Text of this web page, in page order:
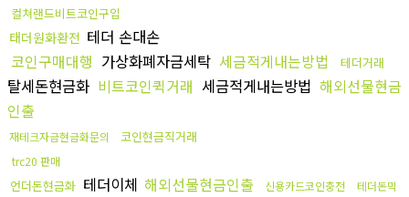
컬쳐랜드비트코인구입
태더원화환전 테더 손대손
코인구매대행 가상화폐자금세탁 세금적게내는방법 테더거래
탈세돈현금화 비트코인퀵거래 세금적게내는방법 해외선물현금
인출
재테크자금현금화문의 코인현금직거래
trc20 판매
언더돈현금화 테더이체 해외선물현금인출 신용카드코인충전
테더돈믹